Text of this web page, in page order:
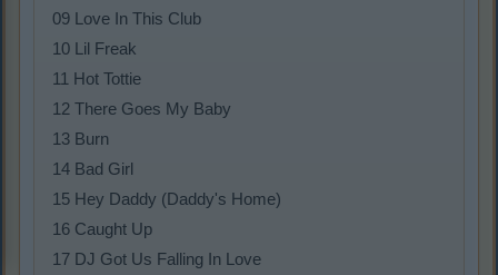
09 Love In This Club
10 Lil Freak
11 Hot Tottie
12 There Goes My Baby
13 Burn
14 Bad Girl
15 Hey Daddy (Daddy's Home)
16 Caught Up
17 DJ Got Us Falling In Love